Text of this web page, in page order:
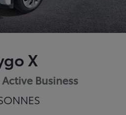
X
Active Business